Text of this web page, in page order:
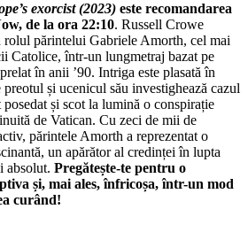
exorcist (2023) este recomandarea
de la ora 22:10. Russell Crowe
rolul părintelui Gabriele Amorth, cel mai
Catolice, într-un lungmetraj bazat pe
în anii ’90. Intriga este plasată în
și ucenicul său investighează cazul
și scot la lumină o conspirație
de Vatican. Cu zeci de mii de
părintele Amorth a reprezentat o
un apărător al credinței în lupta
absolut. Pregătește-te pentru o
și, mai ales, înfricoșa, într-un mod
curând!